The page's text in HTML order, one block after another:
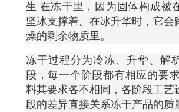
生 在冻干里，因为固体构成被
坚冰支撑着。在冰升华时，它会
燥的剩余物质里。
冻干过程分为冷冻、升华、解
段，每一个阶段都有相应的要求
料其要求各不相同，各阶段工艺
段的差异直接关系冻干产品的质